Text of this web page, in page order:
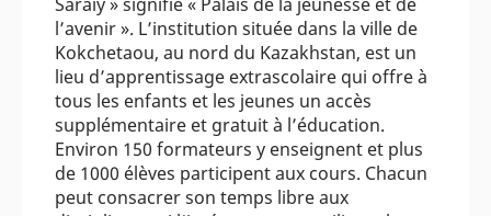
l’avenir ». L’institution située dans la ville de
Kokchetaou, au nord du Kazakhstan, est un
lieu d’apprentissage extrascolaire qui offre à
tous les enfants et les jeunes un accès
supplémentaire et gratuit à l’éducation.
Environ 150 formateurs y enseignent et plus
de 1000 élèves participent aux cours. Chacun
peut consacrer son temps libre aux